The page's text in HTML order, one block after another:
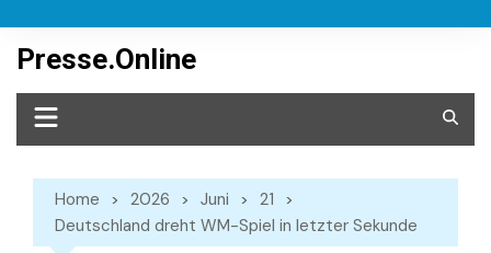
content
Presse.Online
Home 2026 Juni
21
Deutschland dreht WM-Spiel in letzter Sekunde